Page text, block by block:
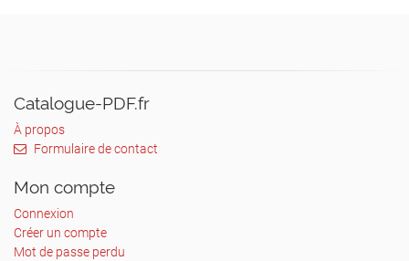
Julian BEEVER est peintre
britannique résidant
en Belgique.
originalité
de sa capacité à réaliser des œuvres
surprenantes.
A l’aide de ses craies de couleurs,
il donne vie à ses dessins en 3D.
Catalogue-PDF.fr
À propos
Formulaire de contact
Mon compte
Connexion
Créer un compte
Mot de passe perdu